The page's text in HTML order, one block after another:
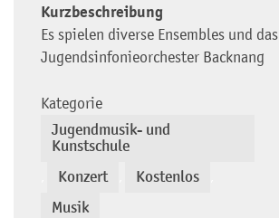
Kurzbeschreibung
Es spielen diverse Ensembles und das
Jugendsinfonieorchester Backnang
Kategorie
Jugendmusik- und
Kunstschule
Konzert Kostenlos
Musik